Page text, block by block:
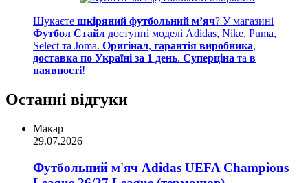
Шукаєте шкіряний футбольний м’яч? У магазині
Футбол Стайл доступні моделі Adidas, Nike, Puma,
Select та Joma. Оригінал, гарантія виробника,
доставка по Україні за 1 день. Суперціна та в
наявності!
Останні відгуки
Макар
29.07.2026
Футбольний м'яч Adidas UEFA Champions